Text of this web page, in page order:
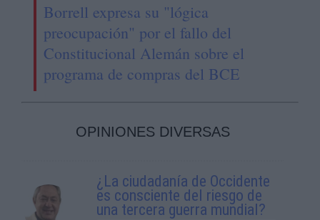
Borrell expresa su "lógica
preocupación" por el fallo del
Constitucional Alemán sobre el
programa de compras del BCE
OPINIONES DIVERSAS
¿La ciudadanía de Occidente
es consciente del riesgo de
una tercera guerra mundial?